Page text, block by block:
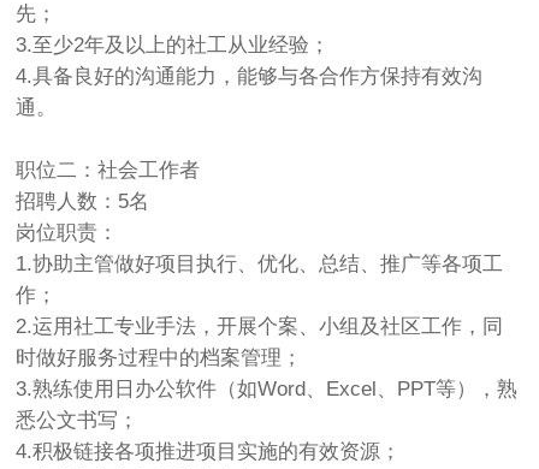
先；
3.至少2年及以上的社工从业经验；
4.具备良好的沟通能力，能够与各合作方保持有效沟
通。
职位二：社会工作者
招聘人数：5名
岗位职责：
1.协助主管做好项目执行、优化、总结、推广等各项工
作；
2.运用社工专业手法，开展个案、小组及社区工作，同
时做好服务过程中的档案管理；
3.熟练使用日办公软件（如Word、Excel、PPT等），熟
悉公文书写；
4.积极链接各项推进项目实施的有效资源；